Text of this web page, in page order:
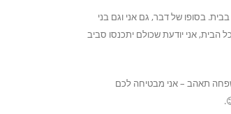
בסופו של דבר, גם אני וגם בני
הבית, אני יודעת שכולם יתכנסו סביב
תאהב – אני מבטיחה לכם